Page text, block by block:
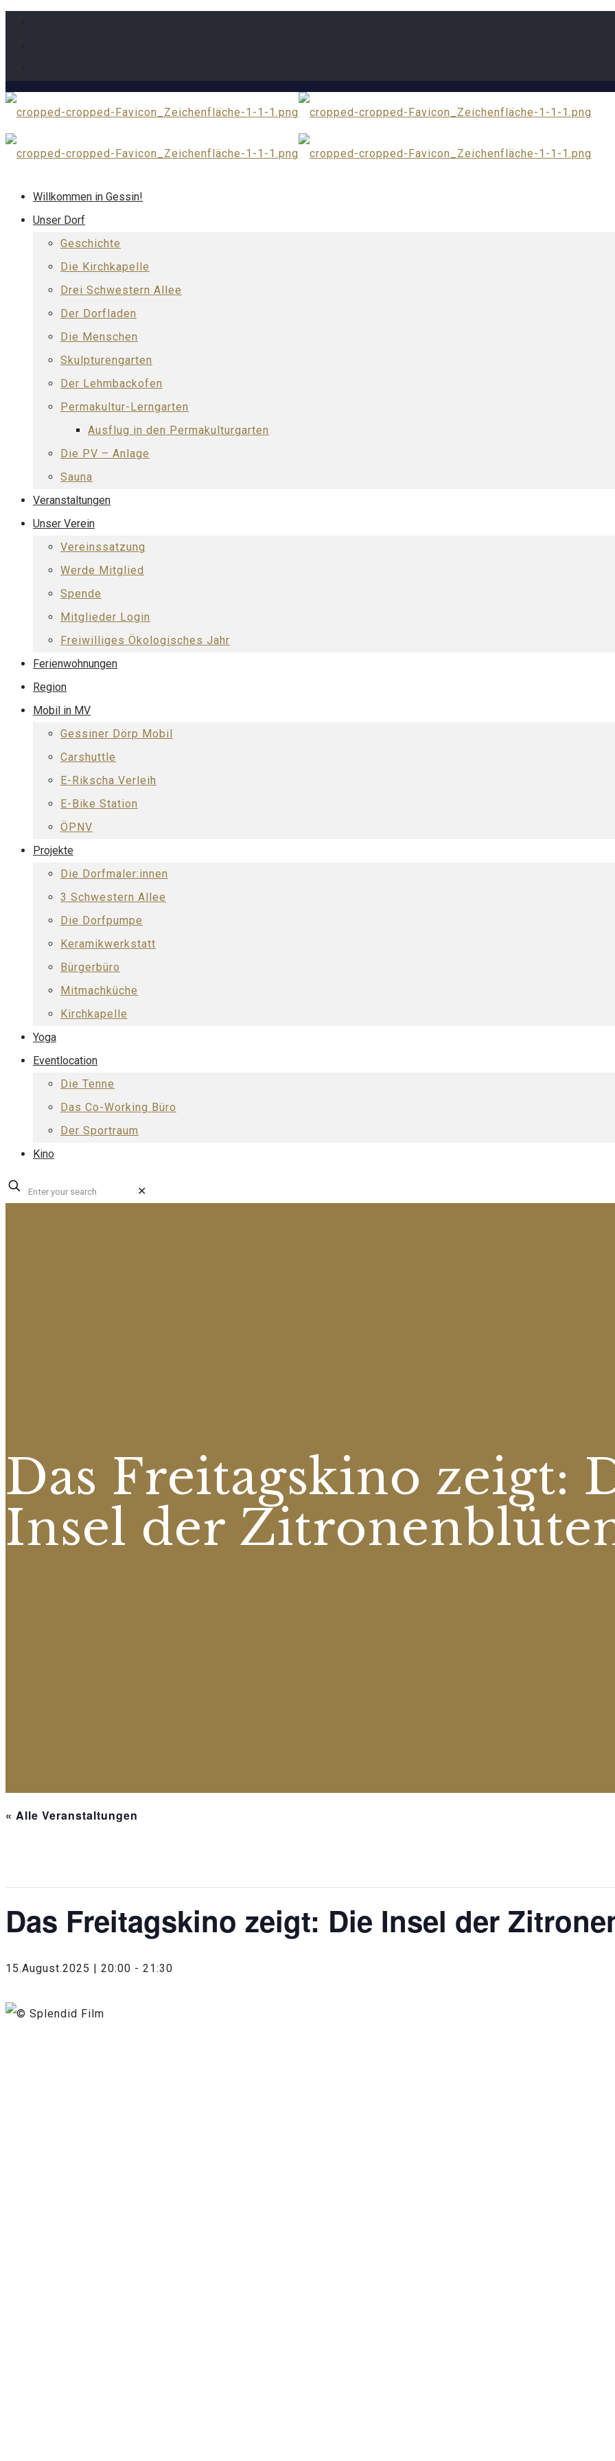
Willkommen in Gessin!
Unser Dorf
Geschichte
Die Kirchkapelle
Drei Schwestern Allee
Der Dorfladen
Die Menschen
Skulpturengarten
Der Lehmbackofen
Permakultur-Lerngarten
Ausflug in den Permakulturgarten
Die PV – Anlage
Sauna
Veranstaltungen
Unser Verein
Vereinssatzung
Werde Mitglied
Spende
Mitglieder Login
Freiwilliges Ökologisches Jahr
Ferienwohnungen
Region
Mobil in MV
Gessiner Dörp Mobil
Carshuttle
E-Rikscha Verleih
E-Bike Station
ÖPNV
Projekte
Die Dorfmaler:innen
3 Schwestern Allee
Die Dorfpumpe
Keramikwerkstatt
Bürgerbüro
Mitmachküche
Kirchkapelle
Yoga
Eventlocation
Die Tenne
Das Co-Working Büro
Der Sportraum
Kino
✕
Das Freitagskino zeigt:
Insel der
« Alle Veranstaltungen
Das Freitagskino zeigt: Die Insel der
15.August.2025 | 20:00 - 21:30